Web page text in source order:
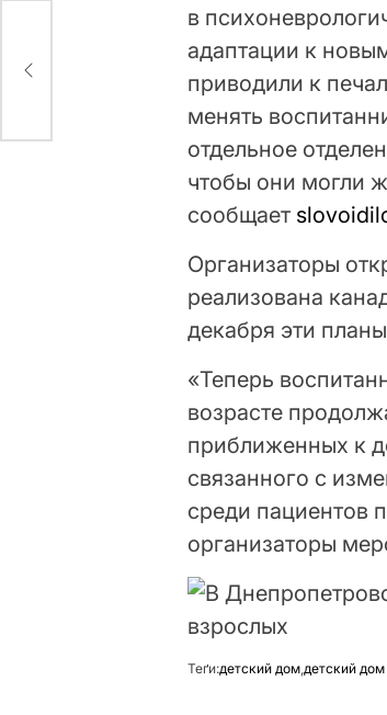
в
адаптации к
приводили к
менять
отдельное
чтобы они могли
сообщает
Организаторы
реализована
декабря ​​эти
«Теперь
возрасте
приближенных к
связанного с
среди пациентов
организаторы
Теґи:детский дом,детский дом